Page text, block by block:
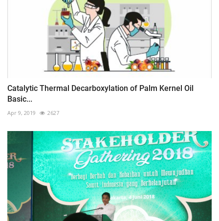
Catalytic Thermal Decarboxylation of Palm Kernel Oil
Basic...
Apr 9, 2019 2627